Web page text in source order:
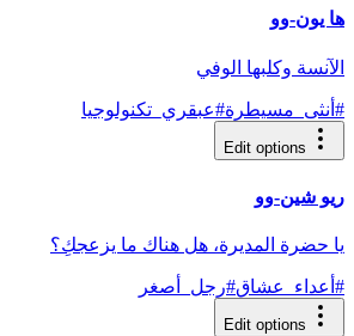
ها يون-وو
الآنسة وكلبها الوفي
# أنثى_مسيطرة#عبقري_تكنولوجيا
Edit options
ريو شين-وو
يا حضرة المديرة، هل هناك ما يزعجكِ؟
# أعداء_عشاق#رجل_أصغر
Edit options